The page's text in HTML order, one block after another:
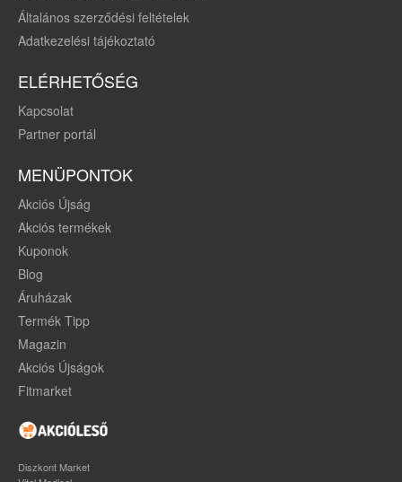
Általános szerződési feltételek
Adatkezelési tájékoztató
ELÉRHETŐSÉG
Kapcsolat
Partner portál
MENÜPONTOK
Akciós Újság
Akciós termékek
Kuponok
Blog
Áruházak
Termék Tipp
Magazin
Akciós Újságok
Fitmarket
Diszkont Market